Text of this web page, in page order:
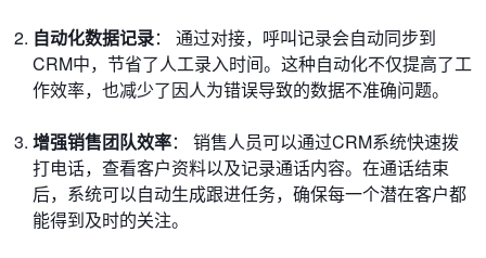
自动化数据记录： 通过对接，呼叫记录会自动同步到
CRM中，节省了人工录入时间。这种自动化不仅提高了工
作效率，也减少了因人为错误导致的数据不准确问题。
增强销售团队效率： 销售人员可以通过CRM系统快速拨
打电话，查看客户资料以及记录通话内容。在通话结束
后，系统可以自动生成跟进任务，确保每一个潜在客户都
能得到及时的关注。